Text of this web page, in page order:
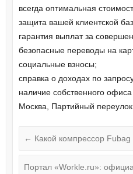
всегда оптимальная
защита вашей клиентской
гарантия выплат за
безопасные переводы на
социальные взносы;
справка о доходах по
наличие собственного
Москва, Партийный
← Какой компрессор Fubag
Портал «Workle.ru»: